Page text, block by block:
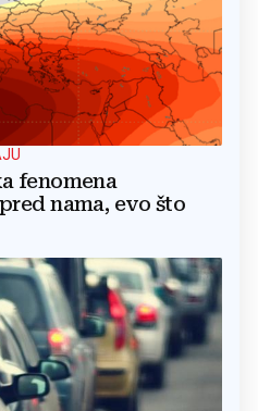
fenomena
nama, evo što